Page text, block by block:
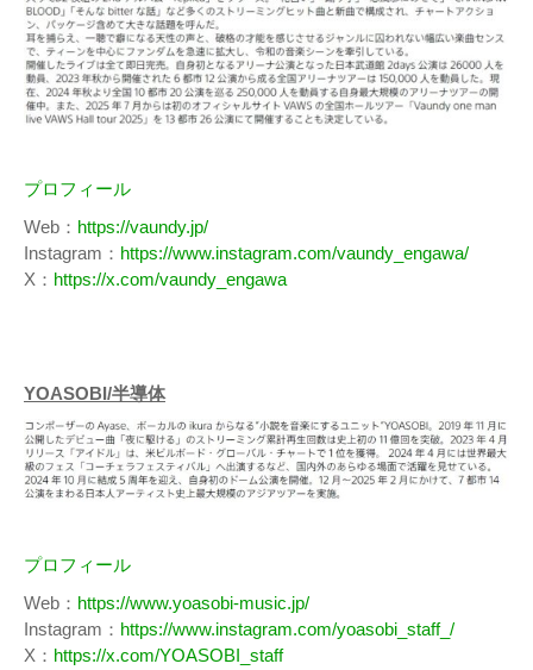
プロフィール
Web： https://vaundy.jp/
Instagram： https://www.instagram.com/vaundy_engawa/
X： https://x.com/vaundy_engawa
YOASOBI/半導体
プロフィール
Web： https://www.yoasobi-music.jp/
Instagram： https://www.instagram.com/yoasobi_staff_/
X： https://x.com/YOASOBI_staff